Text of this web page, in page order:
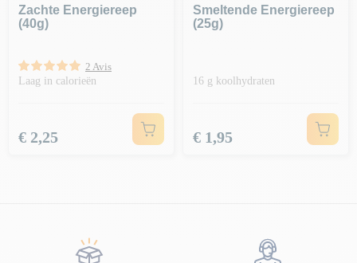
Zachte Energiereep
(40g)
2 Avis
Laag in calorieën
Prijs
€ 2,25
Smeltende Energiereep
(25g)
16 g koolhydraten
Prijs
€ 1,95